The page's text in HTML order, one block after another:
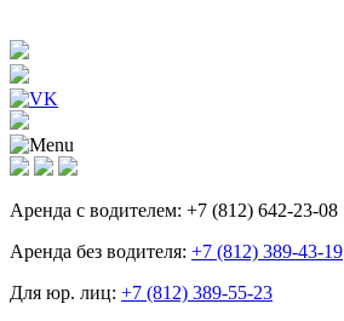
Аренда с водителем: +7 (812) 642-23-08
Аренда без водителя: +7 (812) 389-43-19
Для юр. лиц: +7 (812) 389-55-23